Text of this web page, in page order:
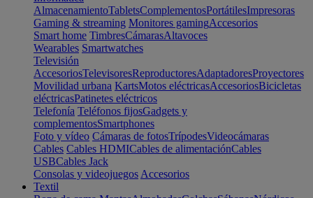
AlmacenamientoTabletsComplementosPortátilesImpresoras
Gaming & streaming Monitores gamingAccesorios
Smart home TimbresCámarasAltavoces
Wearables Smartwatches
Televisión
AccesoriosTelevisoresReproductoresAdaptadoresProyectores
Movilidad urbana KartsMotos eléctricasAccesoriosBicicletas
eléctricasPatinetes eléctricos
Telefonía Teléfonos fijosGadgets y
complementosSmartphones
Foto y vídeo Cámaras de fotosTrípodesVideocámaras
Cables Cables HDMICables de alimentaciónCables
USBCables Jack
Consolas y videojuegos Accesorios
Textil